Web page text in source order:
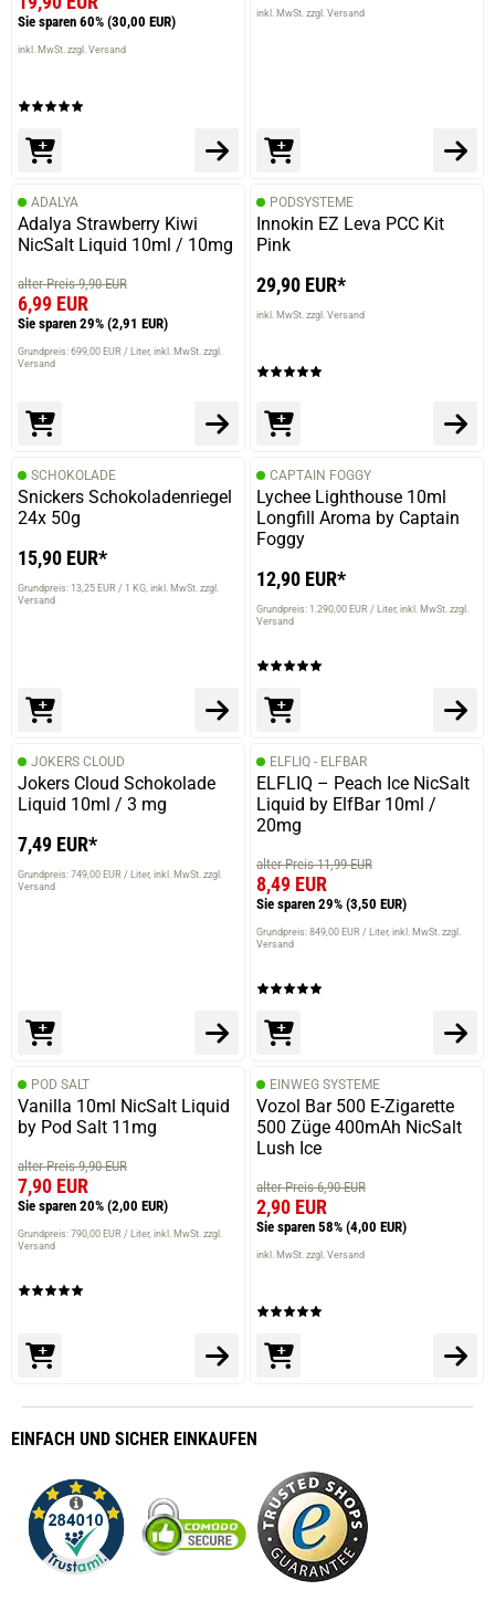
Sie sparen 60% (30,00 EUR)
inkl. MwSt. zzgl. Versand
inkl. MwSt. zzgl. Versand
ADALYA
Adalya Strawberry Kiwi
NicSalt Liquid 10ml / 10mg
alter Preis 9,90 EUR
6,99 EUR
Sie sparen 29% (2,91 EUR)
Grundpreis: 699,00 EUR / Liter inkl. MwSt. zzgl.
Versand
PODSYSTEME
Innokin EZ Leva PCC Kit
Pink
29,90 EUR*
inkl. MwSt. zzgl. Versand
SCHOKOLADE
Snickers Schokoladenriegel
24x 50g
15,90 EUR*
Grundpreis: 13,25 EUR / 1 KG inkl. MwSt. zzgl.
Versand
CAPTAIN FOGGY
Lychee Lighthouse 10ml
Longfill Aroma by Captain
Foggy
12,90 EUR*
Grundpreis: 1.290,00 EUR / Liter inkl. MwSt. zzgl.
Versand
JOKERS CLOUD
Jokers Cloud Schokolade
Liquid 10ml / 3 mg
7,49 EUR*
Grundpreis: 749,00 EUR / Liter inkl. MwSt. zzgl.
Versand
ELFLIQ - ELFBAR
ELFLIQ – Peach Ice NicSalt
Liquid by ElfBar 10ml /
20mg
alter Preis 11,99 EUR
8,49 EUR
Sie sparen 29% (3,50 EUR)
Grundpreis: 849,00 EUR / Liter inkl. MwSt. zzgl.
Versand
POD SALT
Vanilla 10ml NicSalt Liquid
by Pod Salt 11mg
alter Preis 9,90 EUR
7,90 EUR
Sie sparen 20% (2,00 EUR)
Grundpreis: 790,00 EUR / Liter inkl. MwSt. zzgl.
Versand
EINWEG SYSTEME
Vozol Bar 500 E-Zigarette
500 Züge 400mAh NicSalt
Lush Ice
alter Preis 6,90 EUR
2,90 EUR
Sie sparen 58% (4,00 EUR)
inkl. MwSt. zzgl. Versand
EINFACH UND SICHER EINKAUFEN